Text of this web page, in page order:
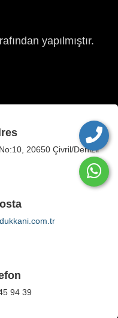
yapılmıştır.
20650 Çivril/Denizli
94 39